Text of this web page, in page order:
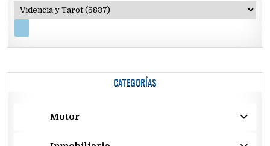
CATEGORÍAS
Motor